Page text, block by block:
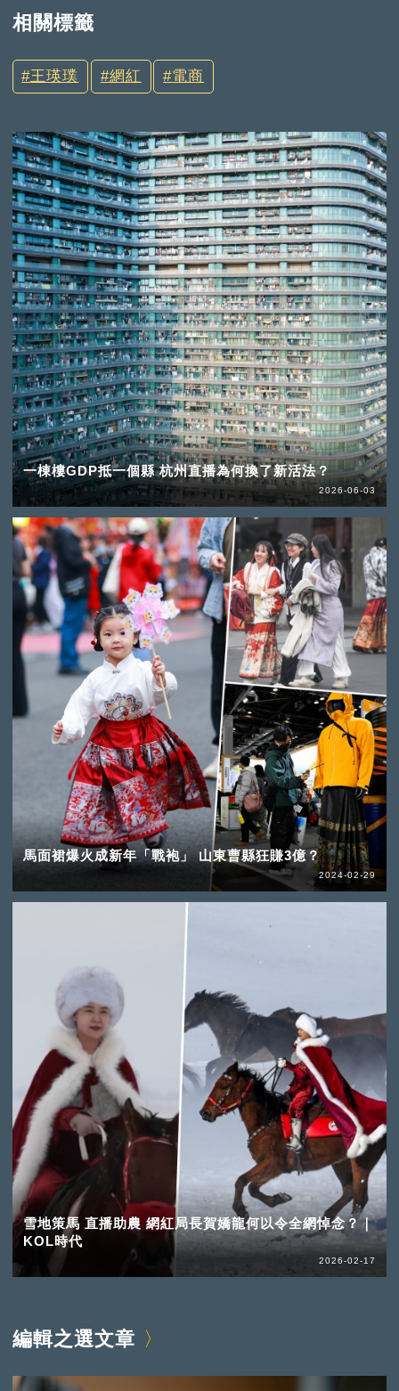
相關標籤
王瑛璞 網紅 電商
一棟樓GDP抵一個縣 杭州直播為何換了新活法？
2026-06-03
馬面裙爆火成新年「戰袍」 山東曹縣狂賺3億？
2024-02-29
雪地策馬 直播助農 網紅局長賀嬌龍何以令全網悼念？｜
KOL時代
2026-02-17
編輯之選文章